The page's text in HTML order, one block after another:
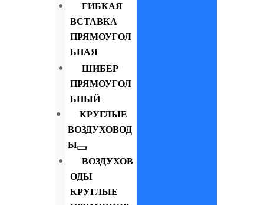
ГИБКАЯ
ВСТАВКА
ПРЯМОУГОЛ
ЬНАЯ
ШИБЕР
ПРЯМОУГОЛ
ЬНЫЙ
КРУГЛЫЕ
ВОЗДУХОВОД
Ы
ВОЗДУХОВ
ОДЫ
КРУГЛЫЕ